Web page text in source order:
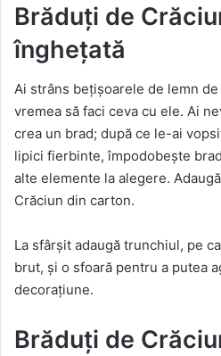
Brăduți de
înghețată
Ai strâns bețișoarele de lemn
vremea să faci ceva cu ele. Ai
crea un brad; după ce le-ai
lipici fierbinte, împodobește
alte elemente la alegere.
Crăciun din carton.
La sfârșit adaugă trunchiul, pe
brut, și o sfoară pentru a putea
decorațiune.
Brăduți de